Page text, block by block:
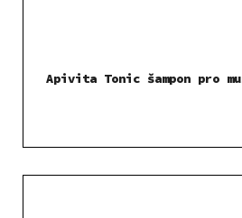
Apivita Tonic šampon pro